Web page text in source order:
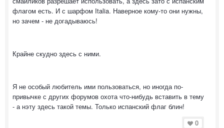
флагом есть. И с шарфом Italia. Наверное кому-то они нужны,
но зачем - не догадываюсь!
Крайне скудно здесь с ними.
Я не особый любитель ими пользоваться, но иногда по-
привычке с других форумов охота что-нибудь вставить в тему
- а нэту здесь такой темы. Только испанский флаг блин!
0